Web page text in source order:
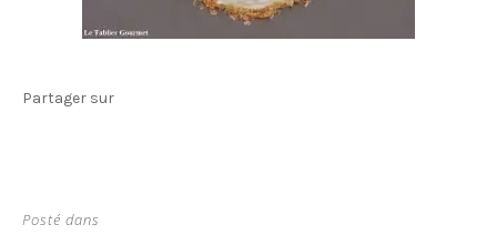
Partager sur
Posté dans